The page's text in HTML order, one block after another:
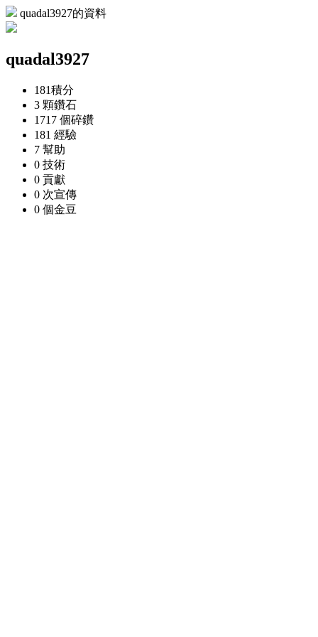
quadal3927的資料
quadal3927
181積分
3 顆鑽石
1717 個碎鑽
181 經驗
7 幫助
0 技術
0 貢獻
0 次宣傳
0 個金豆